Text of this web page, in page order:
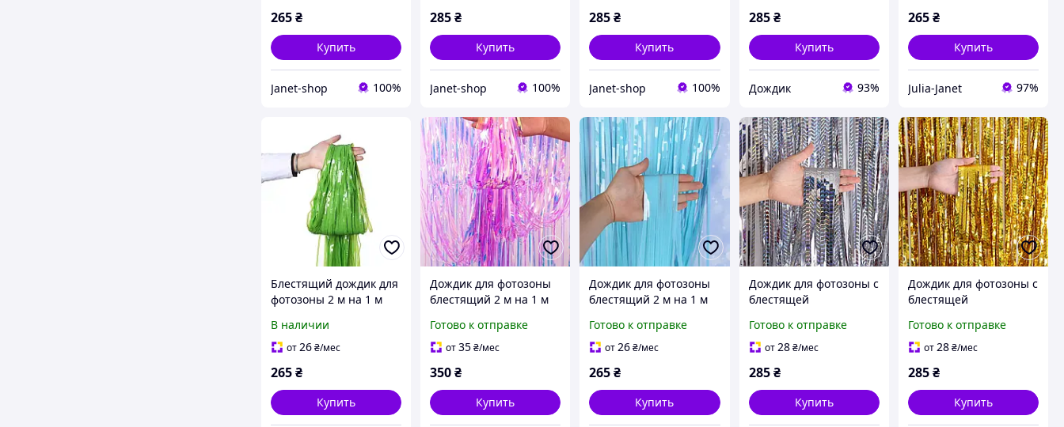
265₴
Купить
Janet-shop 100%
285₴
Купить
Janet-shop 100%
285₴
Купить
Janet-shop 100%
285 ₴
Купить
Дождик 93%
265₴
Купить
Julia-Janet 97%
Блестящий дождик для
фотозоны 2 м на 1 м
В наличии
от26₴/мес
265₴
Купить
Дождик для фотозоны
блестящий 2 м на 1 м
рожевий
Готово к отправке
от35₴/мес
350₴
Купить
Дождик для фотозоны
блестящий 2 м на 1 м
Готово к отправке
от26₴/мес
265₴
Купить
Дождик для фотозоны с
блестящей
серебристый
Готово к отправке
от28 ₴/мес
285 ₴
Купить
Дождик для фотозоны с
блестящей
золотистый
Готово к отправке
от28₴/мес
285₴
Купить